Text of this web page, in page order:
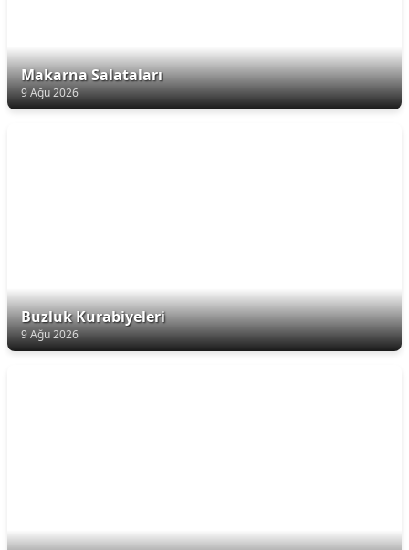
Makarna Salataları
9 Ağu 2026
Buzluk Kurabiyeleri
9 Ağu 2026